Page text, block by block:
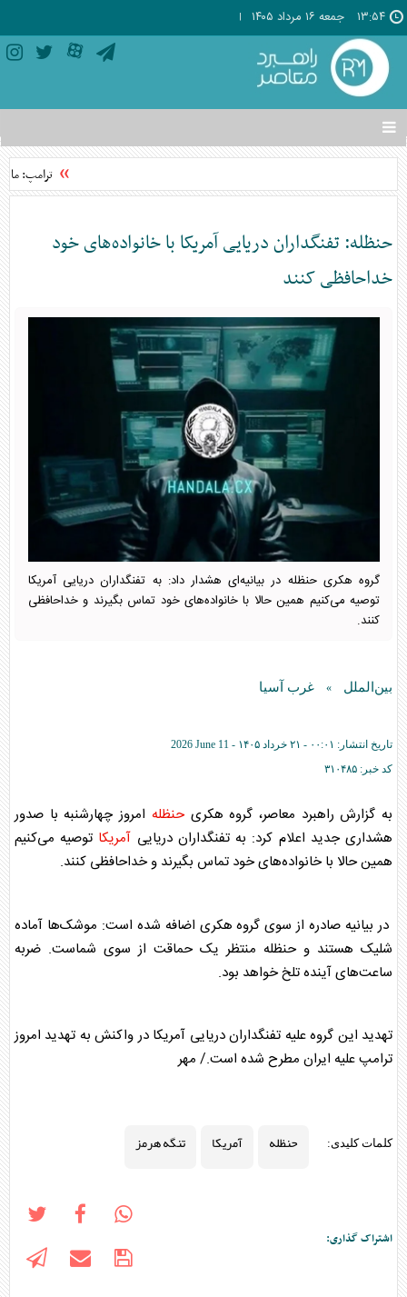
۱۳:۵۴ جمعه ۱۶ مرداد ۱۴۰۵
تغییر
وضعیت
منوی
ها
ترامپ: ما
حنظله: تفنگداران دریایی آمریکا با خانواده‌های خود
خداحافظی کنند
گروه هکری حنظله در بیانیه‌ای هشدار داد: به تفنگداران دریایی آمریکا
توصیه می‌کنیم همین حالا با خانواده‌های خود تماس بگیرند و خداحافظی
کنند.
بین‌الملل » غرب آسیا
تاریخ انتشار: ۰۰:۰۱ - ۲۱ خرداد ۱۴۰۵ -
2026 June 11
کد خبر: ۳۱۰۴۸۵
به گزارش راهبرد معاصر، گروه هکریحنظله امروز چهارشنبه با صدور
هشداری جدید اعلام کرد: به تفنگداران دریایی آمریکا توصیه می‌کنیم
همین حالا با خانواده‌های خود تماس بگیرند و خداحافظی کنند.
در بیانیه صادره از سوی گروه هکری اضافه شده است: موشک‌ها آماده
شلیک هستند وحنظله منتظر یک حماقت از سوی شماست. ضربه
ساعت‌های آینده تلخ خواهد بود.
تهدید این گروه علیه تفنگداران دریایی آمریکا در واکنش به تهدید امروز
ترامپ علیه ایران مطرح شده است./ مهر
کلمات کلیدی: حنظله آمریکا تنگه هرمز
اشتراک گذاری: